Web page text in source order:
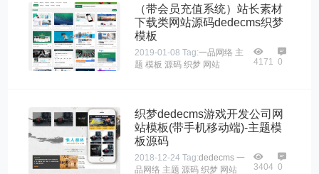
（带会员充值系统）站长素材
下载类网站源码dedecms织梦
模板
2019-01-08 Tag:一品网络 主
题 模板 源码 织梦 网站 4171 0
织梦dedecms游戏开发公司网
站模板(带手机移动端)-主题模
板源码
2018-12-24 Tag:dedecms 一
品网络 主题 源码 织梦 网站 3404 0